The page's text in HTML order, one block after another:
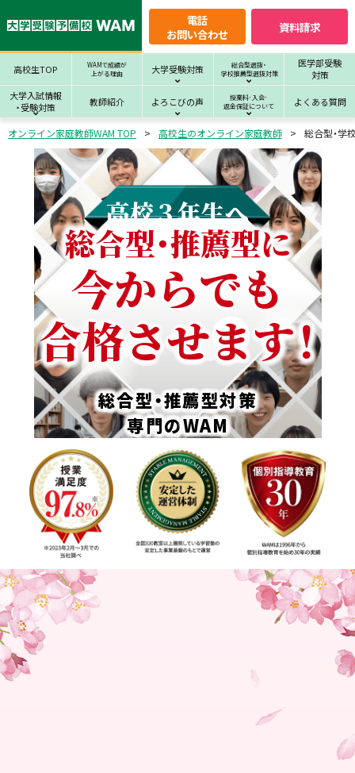
電話
お問い合わせ
資料請求
高校生TOP
WAMで成績が
上がる理由
大学受験対策
総合型選抜・
学校推薦型選抜対策
医学部受験
対策
大学入試情報
・受験対策
教師紹介 よろこびの声
授業料･入会･
返金保証について
よくある質問
オンライン家庭教師WAM TOP 高校生のオンライン家庭教師 総合型・学
高校３年生へ
総合型・推薦型に
今からでも
合格させます！
総合型・推薦型対策
専門のWAM